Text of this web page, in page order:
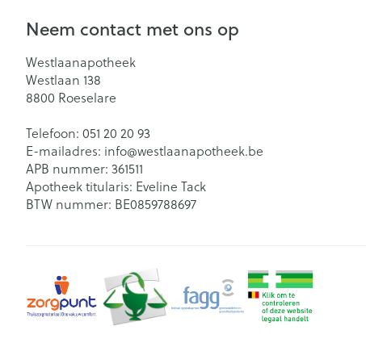
Neem contact met ons op
Westlaanapotheek
Westlaan 138
8800 Roeselare
Telefoon: 051 20 20 93
E-mailadres: info@westlaanapotheek.be
APB nummer: 361511
Apotheek titularis: Eveline Tack
BTW nummer: BE0859788697